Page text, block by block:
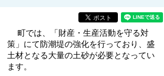
町では、「財産・生産活動を守る対
策」にて防潮堤の強化を行っており、盛
土材となる大量の土砂が必要となってい
ます。